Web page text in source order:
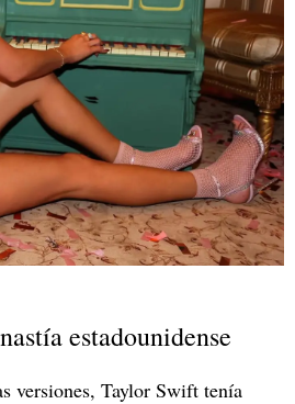
estadounidense
versiones, Taylor Swift tenía